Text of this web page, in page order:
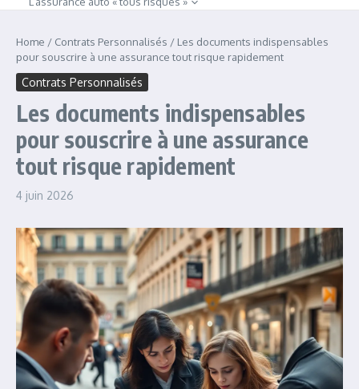
Home / Contrats Personnalisés / Les documents indispensables
pour souscrire à une assurance tout risque rapidement
Contrats Personnalisés
Les documents indispensables
pour souscrire à une assurance
tout risque rapidement
4 juin 2026